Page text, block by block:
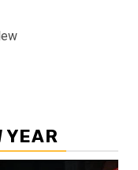
YEAR